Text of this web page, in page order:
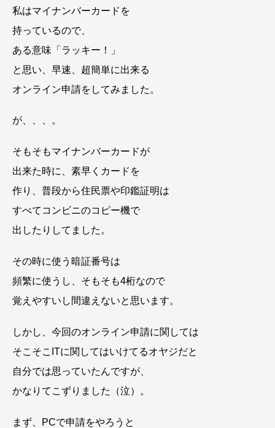
私はマイナンバーカードを
持っているので、
ある意味「ラッキー！」
と思い、早速、超簡単に出来る
オンライン申請をしてみました。
が、、、。
そもそもマイナンバーカードが
出来た時に、素早くカードを
作り、普段から住民票や印鑑証明は
すべてコンビニのコピー機で
出したりしてました。
その時に使う暗証番号は
頻繁に使うし、そもそも4桁なので
覚えやすいし間違えないと思います。
しかし、今回のオンライン申請に関しては
そこそこITに関してはいけてるオヤジだと
自分では思っていたんですが、
かなりてこずりました（泣）。
まず、PCで申請をやろうと